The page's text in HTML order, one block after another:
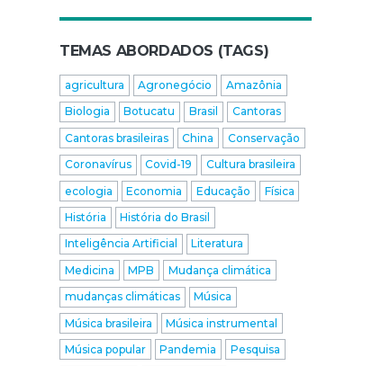
TEMAS ABORDADOS (TAGS)
agricultura Agronegócio
Amazônia
Biologia
Botucatu Brasil
Cantoras
Cantoras brasileiras
China
Conservação
Coronavírus
Covid-19
Cultura brasileira
ecologia
Economia Educação
Física
História
História do Brasil
Inteligência Artificial
Literatura
Medicina
MPB
Mudança climática
mudanças climáticas
Música
Música brasileira
Música instrumental
Música popular
Pandemia
Pesquisa